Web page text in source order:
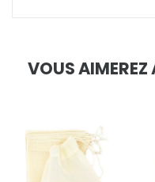
VOUS AIMEREZ